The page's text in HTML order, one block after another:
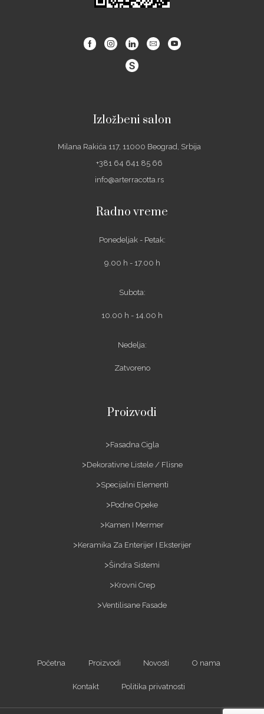
FacebookInstagramLinkedinEmail Youtube
Izložbeni salon
Milana Rakića 117, 11000 Beograd, Srbija
+381 64 641 85 66
info@arterracotta.rs
Radno vreme
Ponedeljak - Petak:
9.00 h - 17.00 h
Subota:
10.00 h - 14.00 h
Nedelja:
Zatvoreno
Proizvodi
Fasadna Cigla
Dekorativne Listele / Flisne
Specijalni Elementi
Podne Opeke
Kamen I Mermer
Keramika Za Enterijer I Eksterijer
Šindra Sistemi
Krovni Crep
Ventilisane Fasade
Početna Proizvodi Novosti O nama
Kontakt Politika privatnosti